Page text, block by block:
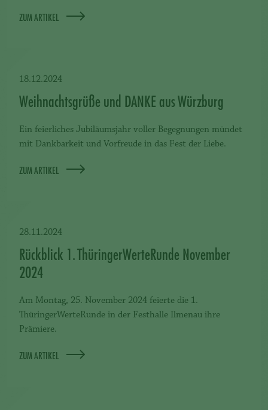
ZUM ARTIKEL
Weihnachtsgrüße und DANKE aus Würzburg
Ein feierliches Jubiläumsjahr voller Begegnungen mündet
mit Dankbarkeit und Vorfreude in das Fest der Liebe.
ZUM ARTIKEL
18.12.2024
Rückblick 1. ThüringerWerteRunde November
2024
Am Montag, 25. November 2024 feierte die 1.
ThüringerWerteRunde in der Festhalle Ilmenau ihre
Prämiere.
ZUM ARTIKEL
28.11.2024